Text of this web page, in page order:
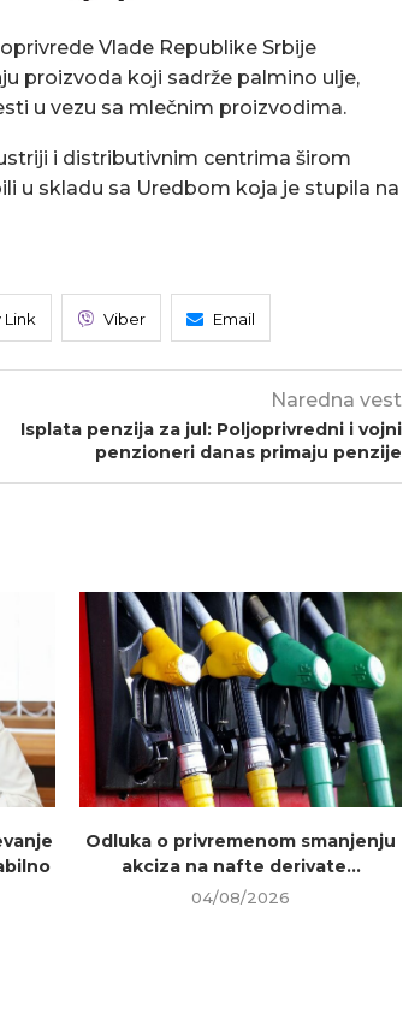
Vlade Republike Srbije
proizvoda koji sadrže palmino ulje,
u vezu sa mlečnim proizvodima.
i distributivnim centrima širom
u skladu sa Uredbom koja je stupila na
Link Viber Email
Naredna vest
Isplata penzija za jul: Poljoprivredni i vojni
penzioneri danas primaju penzije
Odluka o privremenom smanjenju
akciza na nafte derivate...
04/08/2026